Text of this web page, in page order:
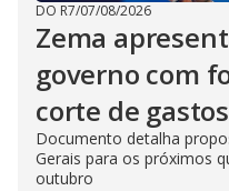
DO R7/07/08/2026
Zema
governo com
corte de
Documento detalha
Gerais para os próximos
outubro